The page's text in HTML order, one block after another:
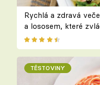
Rychlá a zdravá
a lososem, které
TĚSTOVINY